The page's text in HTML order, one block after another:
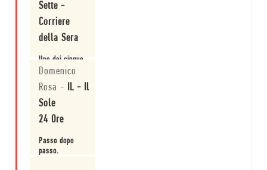
Sette -
Corriere
della Sera
Uno dei cinque
racconti più
belli letti nella
mia vita.
Domenico
Rosa - IL - Il
Sole
24 Ore
Passo dopo
passo.